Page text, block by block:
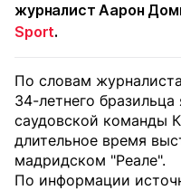
журналист Аарон
Sport.
По словам
34-летнего
саудовской команды
длительное время
мадридском "Реале".
По информации